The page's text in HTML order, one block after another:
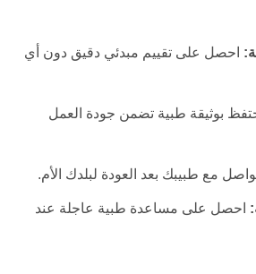
احصل على تقييم مبدئي دقيق دون أي
بوثيقة طبية تضمن جودة العمل
مع طبيبك بعد العودة لبلدك الأم.
احصل على مساعدة طبية عاجلة عند